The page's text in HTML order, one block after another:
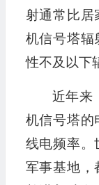
射通常比居
机信号塔辐
性不及以下
近年来
机信号塔的
线电频率。
军事基地，